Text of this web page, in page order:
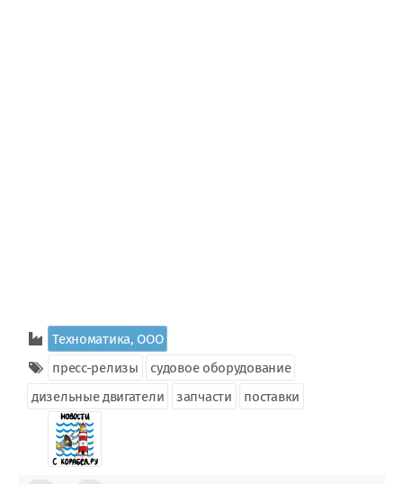
Техноматика, ООО
пресс-релизы
судовое оборудование
дизельные двигатели
запчасти поставки